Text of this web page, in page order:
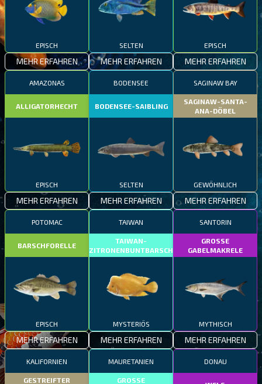
EPISCH
MEHR ERFAHREN
SELTEN
MEHR ERFAHREN
EPISCH
MEHR ERFAHREN
AMAZONAS
ALLIGATORHECHT
EPISCH
MEHR ERFAHREN
BODENSEE
BODENSEE-SAIBLING
SELTEN
MEHR ERFAHREN
SAGINAW BAY
SAGINAW-SANTA-
ANA-DÖBEL
GEWÖHNLICH
MEHR ERFAHREN
POTOMAC
BARSCHFORELLE
EPISCH
MEHR ERFAHREN
TAIWAN
TAIWAN-
ZITRONENBUNTBARSCH
MYSTERIÖS
MEHR ERFAHREN
SANTORIN
GROSSE
GABELMAKRELE
MYTHISCH
MEHR ERFAHREN
KALIFORNIEN
GESTREIFTER
MAURETANIEN
GROSSE
DONAU